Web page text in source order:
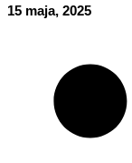
15 maja, 2025